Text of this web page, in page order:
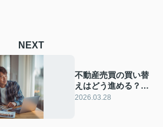
NEXT
不動産売買の買い替
えはどう進める？
自宅住み替えの手順
2026.03.28